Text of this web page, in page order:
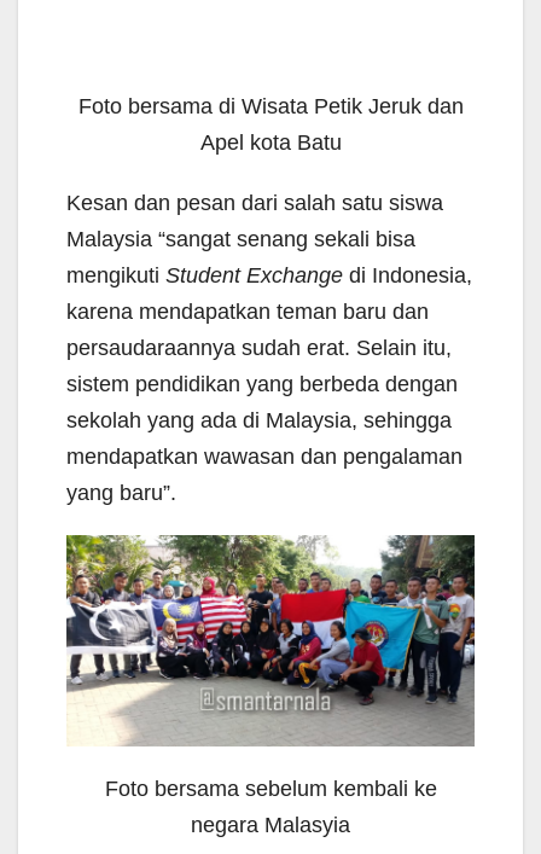
Foto bersama di Wisata Petik Jeruk dan
Apel kota Batu
Kesan dan pesan dari salah satu siswa
Malaysia “sangat senang sekali bisa
mengikuti Student Exchange di Indonesia,
karena mendapatkan teman baru dan
persaudaraannya sudah erat. Selain itu,
sistem pendidikan yang berbeda dengan
sekolah yang ada di Malaysia, sehingga
mendapatkan wawasan dan pengalaman
yang baru”.
Foto bersama sebelum kembali ke
negara Malasyia